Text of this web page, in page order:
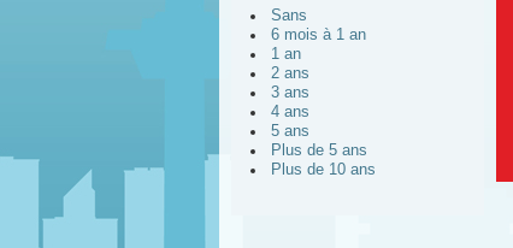
Sans
6 mois à 1 an
1 an
2 ans
3 ans
4 ans
5 ans
Plus de 5 ans
Plus de 10 ans